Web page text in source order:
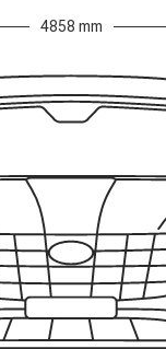
4858 mm